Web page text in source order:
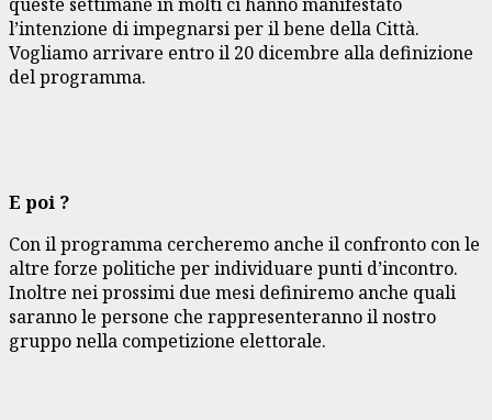
l’intenzione di impegnarsi per il bene della Città.
Vogliamo arrivare entro il 20 dicembre alla definizione
del programma.
E poi ?
Con il programma cercheremo anche il confronto con le
altre forze politiche per individuare punti d’incontro.
Inoltre nei prossimi due mesi definiremo anche quali
saranno le persone che rappresenteranno il nostro
gruppo nella competizione elettorale.